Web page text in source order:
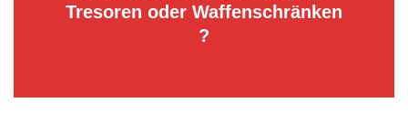
Tresoren oder Waffenschränken
?